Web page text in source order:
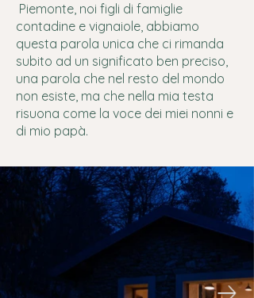
Piemonte, noi figli di famiglie
contadine e vignaiole, abbiamo
questa parola unica che ci rimanda
subito ad un significato ben preciso,
una parola che nel resto del mondo
non esiste, ma che nella mia testa
risuona come la voce dei miei nonni e
di mio papà.